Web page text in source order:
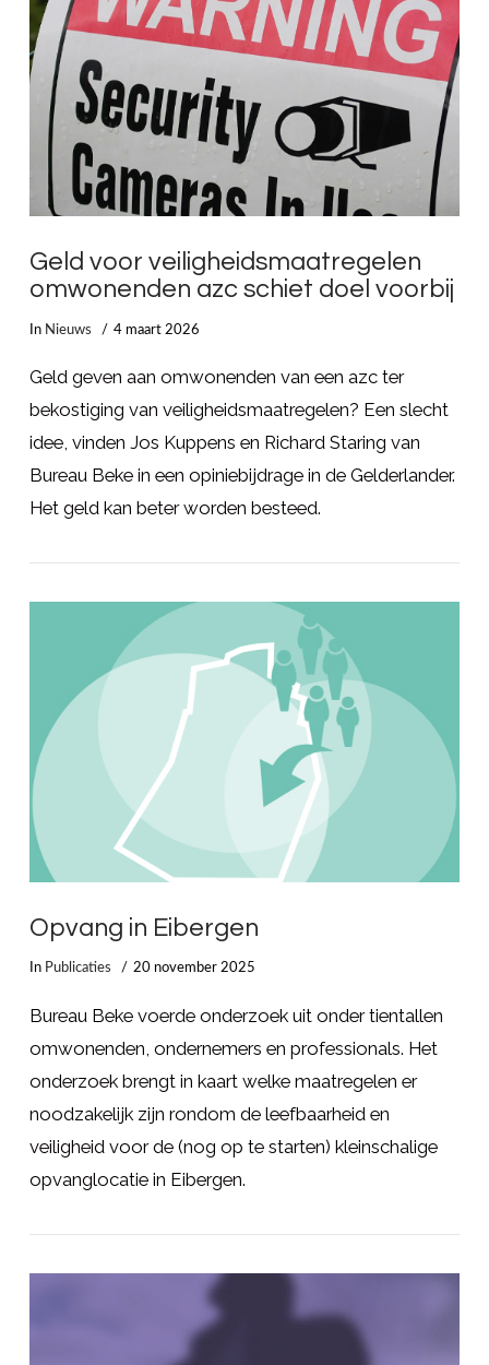
Geld voor veiligheidsmaatregelen
omwonenden azc schiet doel voorbij
In Nieuws 4 maart 2026
Geld geven aan omwonenden van een azc ter
bekostiging van veiligheidsmaatregelen? Een slecht
idee, vinden Jos Kuppens en Richard Staring van
Bureau Beke in een opiniebijdrage in de Gelderlander.
Het geld kan beter worden besteed.
LEES MEER
Opvang in Eibergen
In Publicaties 20 november 2025
Bureau Beke voerde onderzoek uit onder tientallen
omwonenden, ondernemers en professionals. Het
onderzoek brengt in kaart welke maatregelen er
noodzakelijk zijn rondom de leefbaarheid en
veiligheid voor de (nog op te starten) kleinschalige
opvanglocatie in Eibergen.